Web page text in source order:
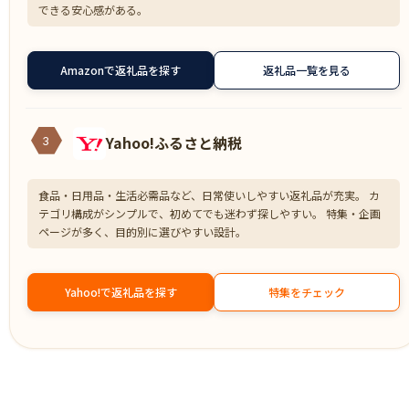
できる安心感がある。
Amazonで返礼品を探す 返礼品一覧を見る
3 Yahoo!ふるさと納税
食品・日用品・生活必需品など、日常使いしやすい返礼品が充実。 カ
テゴリ構成がシンプルで、初めてでも迷わず探しやすい。 特集・企画
ページが多く、目的別に選びやすい設計。
Yahoo!で返礼品を探す 特集をチェック